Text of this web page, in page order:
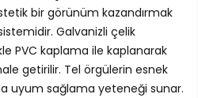
bir görünüm kazandırmak
Galvanizli çelik
PVC kaplama ile kaplanarak
getirilir. Tel örgülerin esnek
uyum sağlama yeteneği sunar.